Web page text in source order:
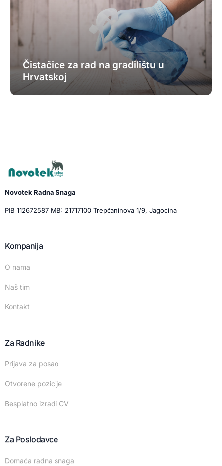
Čistačice za rad na gradilištu u
Hrvatskoj
Novotek Radna Snaga
PIB 112672587 MB: 21717100 Trepčaninova 1/9, Jagodina
Kompanija
O nama
Naš tim
Kontakt
Za Radnike
Prijava za posao
Otvorene pozicije
Besplatno izradi CV
Za Poslodavce
Domaća radna snaga